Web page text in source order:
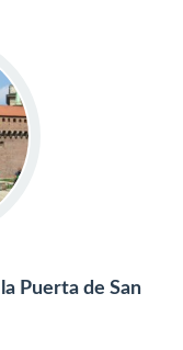
Puerta de San